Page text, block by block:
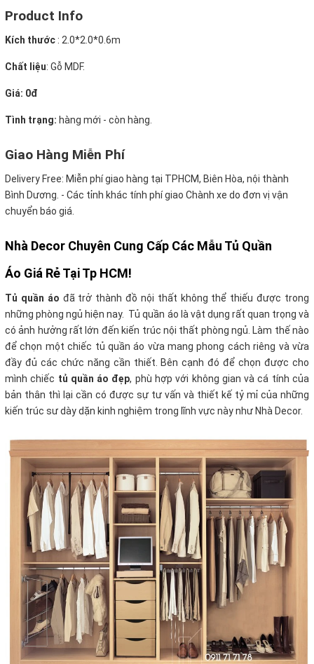
Product Info
Kích thước : 2.0*2.0*0.6m
Chất liệu: Gỗ MDF.
Giá: 0đ
Tình trạng: hàng mới - còn hàng.
Giao Hàng Miễn Phí
Delivery Free: Miễn phí giao hàng tại TPHCM, Biên Hòa, nội thành
Bình Dương. - Các tỉnh khác tính phí giao Chành xe do đơn vị vận
chuyển báo giá.
Nhà Decor Chuyên Cung Cấp Các Mẫu Tủ Quần
Áo Giá Rẻ Tại Tp HCM!
Tủ quần áo đã trở thành đồ nội thất không thể thiếu được trong
những phòng ngủ hiện nay. Tủ quần áo là vật dụng rất quan trọng và
có ảnh hưởng rất lớn đến kiến trúc nội thất phòng ngủ. Làm thế nào
để chọn một chiếc tủ quần áo vừa mang phong cách riêng và vừa
đầy đủ các chức năng cần thiết. Bên cạnh đó để chọn được cho
mình chiếc tủ quần áo đẹp, phù hợp với không gian và cá tính của
bản thân thì lại cần có được sự tư vấn và thiết kế tỷ mỉ của những
kiến trúc sư dày dặn kinh nghiệm trong lĩnh vực này như Nhà Decor.